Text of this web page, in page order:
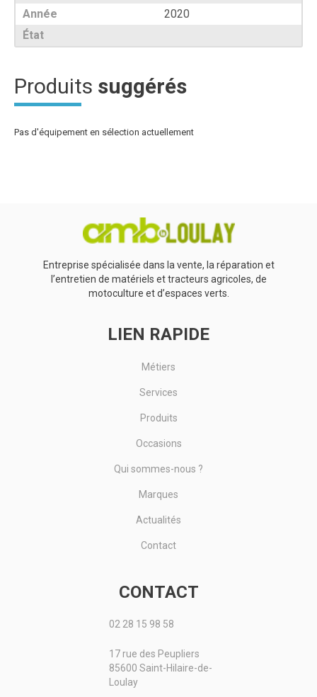
Année
2020
État
Produits suggérés
Pas d'équipement en sélection actuellement
Entreprise spécialisée dans la vente, la réparation et
l’entretien de matériels et tracteurs agricoles, de
motoculture et d’espaces verts.
LIEN RAPIDE
Métiers
Services
Produits
Occasions
Qui sommes-nous ?
Marques
Actualités
Contact
CONTACT
02 28 15 98 58
17 rue des Peupliers
85600 Saint-Hilaire-de-
Loulay